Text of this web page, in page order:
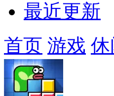
最近更新
首页 游戏